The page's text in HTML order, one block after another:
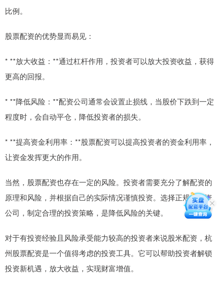
比例。
股票配资的优势显而易见：
* **放大收益：**通过杠杆作用，投资者可以放大投资收益，获得
更高的回报。
* **降低风险：**配资公司通常会设置止损线，当股价下跌到一定
程度时，会自动平仓，降低投资者的损失。
* **提高资金利用率：**股票配资可以提高投资者的资金利用率，
让资金发挥更大的作用。
当然，股票配资也存在一定的风险。投资者需要充分了解配资的
原理和风险，并根据自己的实际情况谨慎投资。选择正规的配资
公司，制定合理的投资策略，是降低风险的关键。
对于有投资经验且风险承受能力较高的投资者来说股米配资，杭
州股票配资是一个值得考虑的投资工具。它可以帮助投资者解锁
投资新机遇，放大收益，实现财富增值。